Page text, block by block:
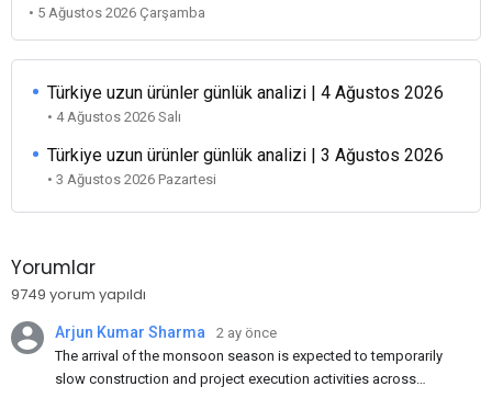
• 5 Ağustos 2026 Çarşamba
Türkiye uzun ürünler günlük analizi | 4 Ağustos 2026
• 4 Ağustos 2026 Salı
Türkiye uzun ürünler günlük analizi | 3 Ağustos 2026
• 3 Ağustos 2026 Pazartesi
Yorumlar
9749 yorum yapıldı
Arjun Kumar Sharma
2 ay önce
The arrival of the monsoon season is expected to temporarily
slow construction and project execution activities across